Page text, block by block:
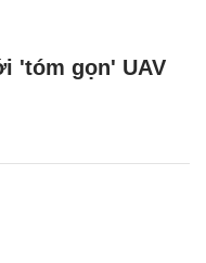
'tóm gọn' UAV